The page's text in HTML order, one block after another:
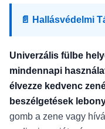
📄 Hallásvédelmi
Univerzális fülbe
mindennapi
élvezze kedvenc
beszélgetések
gomb a zene vagy